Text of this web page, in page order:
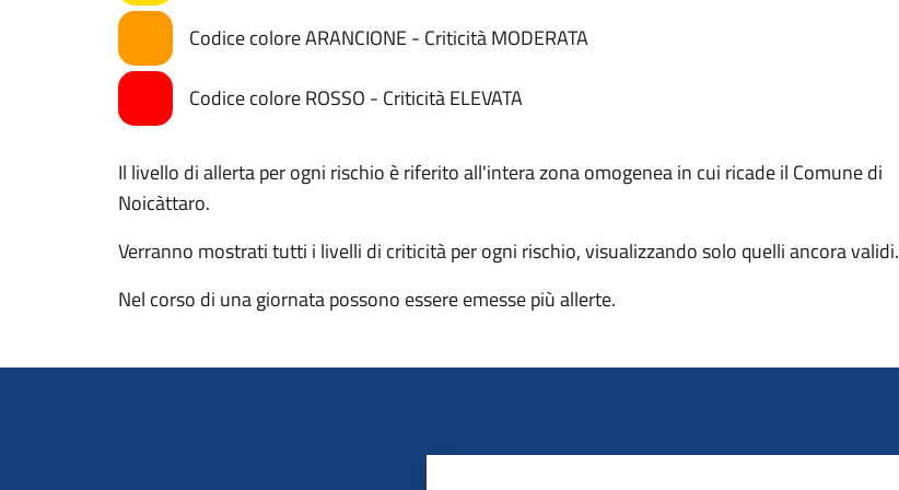
Codice colore ARANCIONE - Criticità MODERATA
Codice colore ROSSO - Criticità ELEVATA
Il livello di allerta per ogni rischio è riferito all'intera zona omogenea in cui ricade il Comune di
Noicàttaro.
Verranno mostrati tutti i livelli di criticità per ogni rischio, visualizzando solo quelli ancora validi.
Nel corso di una giornata possono essere emesse più allerte.